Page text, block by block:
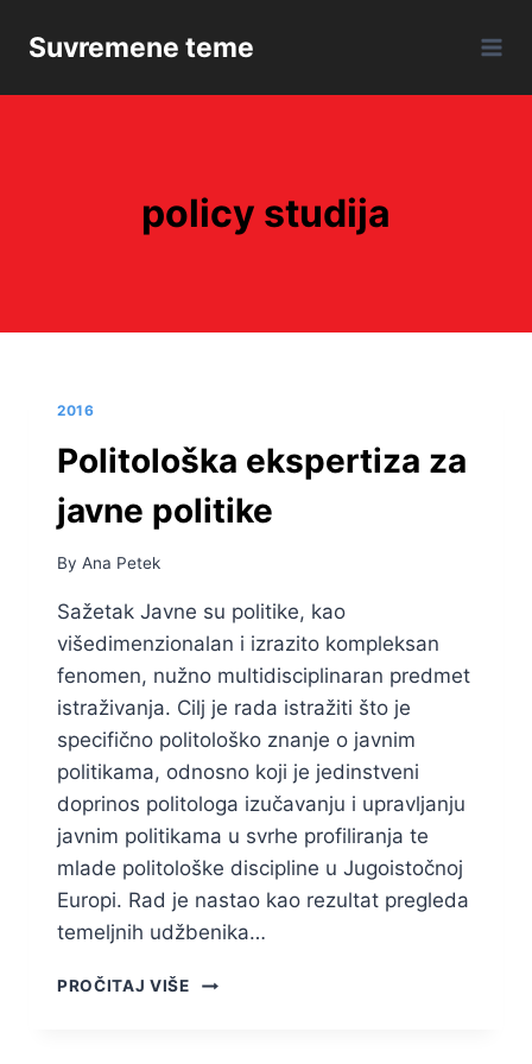
Suvremene teme
policy studija
2016
Politološka ekspertiza za
javne politike
By Ana Petek
Sažetak Javne su politike, kao
višedimenzionalan i izrazito kompleksan
fenomen, nužno multidisciplinaran predmet
istraživanja. Cilj je rada istražiti što je
specifično politološko znanje o javnim
politikama, odnosno koji je jedinstveni
doprinos politologa izučavanju i upravljanju
javnim politikama u svrhe profiliranja te
mlade politološke discipline u Jugoistočnoj
Europi. Rad je nastao kao rezultat pregleda
temeljnih udžbenika…
PROČITAJ VIŠE
POLITOLOŠKA